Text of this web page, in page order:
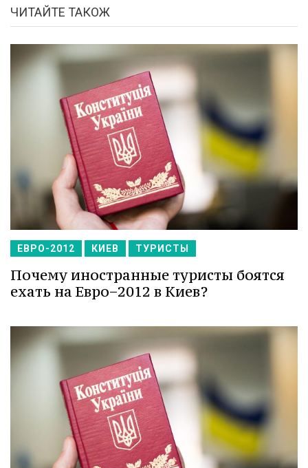
ЧИТАЙТЕ ТАКОЖ
ЕВРО-2012 КИЕВ ТУРИСТЫ
Почему иностранные туристы боятся
ехать на Евро−2012 в Киев?